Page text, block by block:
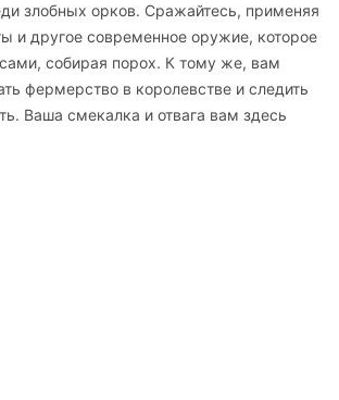
злобных орков. Сражайтесь, применяя
и другое современное оружие, которое
собирая порох. К тому же, вам
фермерство в королевстве и следить
Ваша смекалка и отвага вам здесь